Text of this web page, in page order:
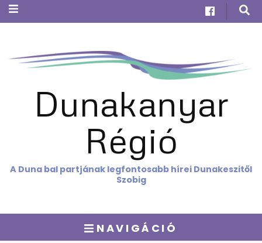
Dunakanyar
Régió
A Duna bal partjának legfontosabb hírei Dunakeszitől
Szobig
NAVIGÁCIÓ